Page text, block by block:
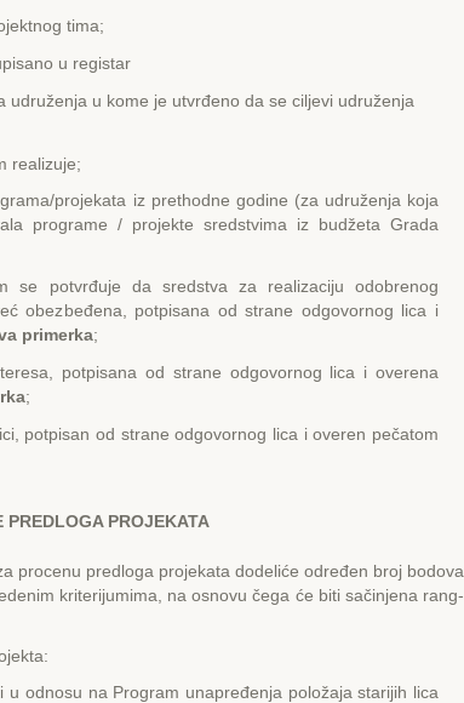
tima;
u registar
udruženja u kome je utvrđeno da se ciljevi udruženja
realizuje;
projekata iz prethodne godine (za udruženja koja
programe / projekte sredstvima iz budžeta Grada
se potvrđuje da sredstva za realizaciju odobrenog
obezbeđena, potpisana od strane odgovornog lica i
primerka;
potpisana od strane odgovornog lica i overena
;
potpisan od strane odgovornog lica i overen pečatom
PRЕDLOGA PROJЕKATA
procenu predloga projekata dodeliće određen broj bodova
kriterijumima, na osnovu čega će biti sačinjena rang-
u odnosu na Program unapređenja položaja starijih lica